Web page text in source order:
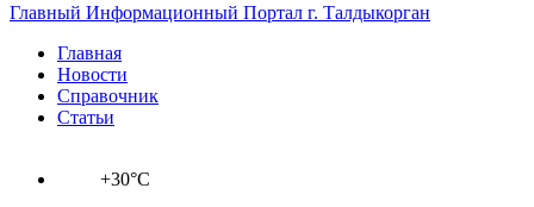
Главный Информационный Портал г. Талдыкорган
Главная
Новости
Справочник
Статьи
+30°C